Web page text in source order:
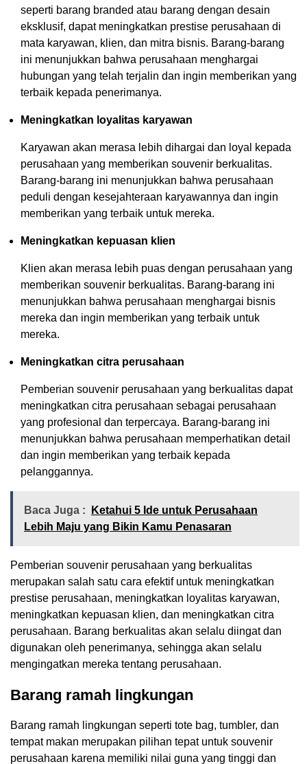
seperti barang branded atau barang dengan desain
eksklusif, dapat meningkatkan prestise perusahaan di
mata karyawan, klien, dan mitra bisnis. Barang-barang
ini menunjukkan bahwa perusahaan menghargai
hubungan yang telah terjalin dan ingin memberikan yang
terbaik kepada penerimanya.
Meningkatkan loyalitas karyawan
Karyawan akan merasa lebih dihargai dan loyal kepada
perusahaan yang memberikan souvenir berkualitas.
Barang-barang ini menunjukkan bahwa perusahaan
peduli dengan kesejahteraan karyawannya dan ingin
memberikan yang terbaik untuk mereka.
Meningkatkan kepuasan klien
Klien akan merasa lebih puas dengan perusahaan yang
memberikan souvenir berkualitas. Barang-barang ini
menunjukkan bahwa perusahaan menghargai bisnis
mereka dan ingin memberikan yang terbaik untuk
mereka.
Meningkatkan citra perusahaan
Pemberian souvenir perusahaan yang berkualitas dapat
meningkatkan citra perusahaan sebagai perusahaan
yang profesional dan terpercaya. Barang-barang ini
menunjukkan bahwa perusahaan memperhatikan detail
dan ingin memberikan yang terbaik kepada
pelanggannya.
Baca Juga :
Ketahui 5 Ide untuk Perusahaan
Lebih Maju yang Bikin Kamu Penasaran
Pemberian souvenir perusahaan yang berkualitas
merupakan salah satu cara efektif untuk meningkatkan
prestise perusahaan, meningkatkan loyalitas karyawan,
meningkatkan kepuasan klien, dan meningkatkan citra
perusahaan. Barang berkualitas akan selalu diingat dan
digunakan oleh penerimanya, sehingga akan selalu
mengingatkan mereka tentang perusahaan.
Barang ramah lingkungan
Barang ramah lingkungan seperti tote bag, tumbler, dan
tempat makan merupakan pilihan tepat untuk souvenir
perusahaan karena memiliki nilai guna yang tinggi dan